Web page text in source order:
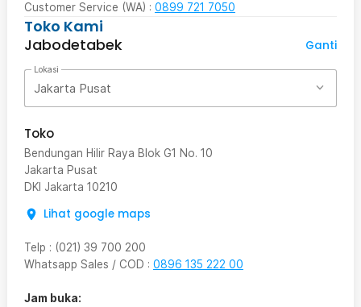
Customer Service (WA) : 0899 721 7050
Toko Kami
Jabodetabek
Ganti
Lokasi
Jakarta Pusat
Toko
Bendungan Hilir Raya Blok G1 No. 10
Jakarta Pusat
DKI Jakarta 10210
Lihat google maps
Telp : (021) 39 700 200
Whatsapp Sales / COD : 0896 135 222 00
Jam buka: